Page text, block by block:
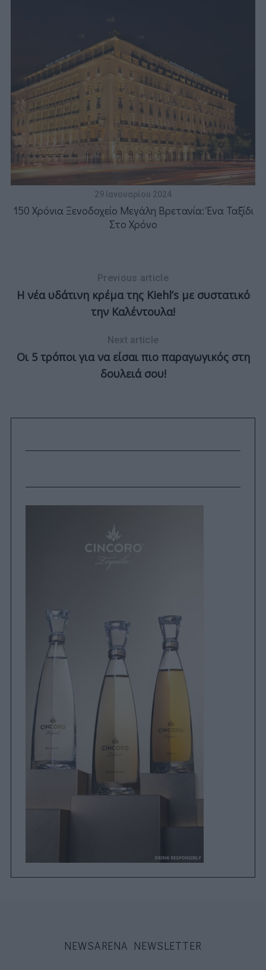
29 Ιανουαρίου 2024
150 Χρόνια Ξενοδοχείο Μεγάλη Βρετανία: Ένα Ταξίδι
Στο Χρόνο
Previous article
Η νέα υδάτινη κρέμα της Kiehl’s με συστατικό
την Καλέντουλα!
Next article
Οι 5 τρόποι για να είσαι πιο παραγωγικός στη
δουλειά σου!
NEWSARENA NEWSLETTER